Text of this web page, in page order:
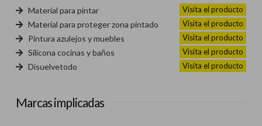
Material para pintar Visita el producto
Material para proteger zona pintado Visita el producto
Pintura azulejos y muebles Visita el producto
Silicona cocinas y baños Visita el producto
Disuelvetodo Visita el producto
Marcas implicadas